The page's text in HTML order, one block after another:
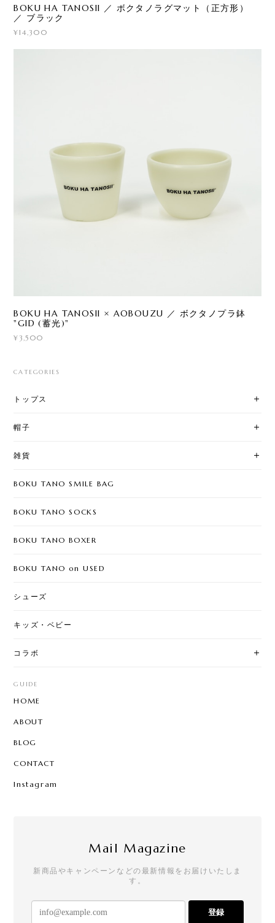
BOKU HA TANOSII ／ ボクタノラグマット（正方形）
／ ブラック
¥14,300
BOKU HA TANOSII × AOBOUZU ／ ボクタノプラ鉢
"GID (蓄光)"
¥3,500
CATEGORIES
トップス
帽子
雑貨
BOKU TANO SMILE BAG
BOKU TANO SOCKS
BOKU TANO BOXER
BOKU TANO on USED
シューズ
キッズ・ベビー
コラボ
GUIDE
HOME
ABOUT
BLOG
CONTACT
Instagram
Mail Magazine
新商品やキャンペーンなどの最新情報をお届けいたしま
す。
登録